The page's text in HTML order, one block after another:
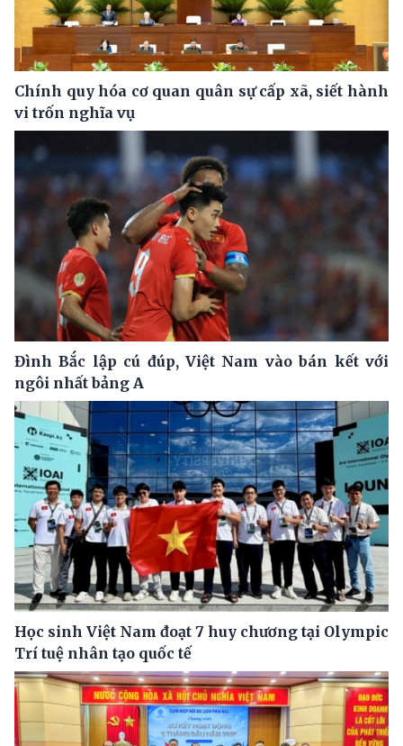
Chính quy hóa cơ quan quân sự cấp xã, siết hành
vi trốn nghĩa vụ
Đình Bắc lập cú đúp, Việt Nam vào bán kết với
ngôi nhất bảng A
Học sinh Việt Nam đoạt 7 huy chương tại Olympic
Trí tuệ nhân tạo quốc tế